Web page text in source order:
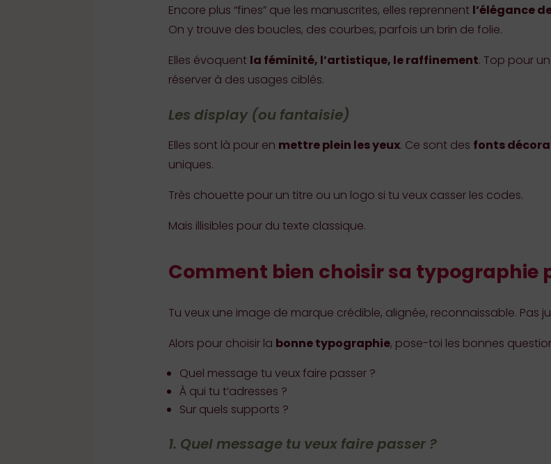
Encore plus “fines” que les manuscrites, elles reprennent l’élégance
On y trouve des boucles, des courbes, parfois un brin de folie.
Elles évoquent la féminité, l’artistique, le raffinement. Top pour
réserver à des usages ciblés.
Les display (ou fantaisie)
Elles sont là pour en mettre plein les yeux. Ce sont des fonts
uniques.
Très chouette pour un titre ou un logo si tu veux casser les codes.
Mais illisibles pour du texte classique.
Comment bien choisir sa typographie
Tu veux une image de marque crédible, alignée, reconnaissable. Pas
Alors pour choisir la bonne typographie, pose-toi les bonnes
Quel message tu veux faire passer ?
À qui tu t’adresses ?
Sur quels supports ?
1. Quel message tu veux faire passer ?